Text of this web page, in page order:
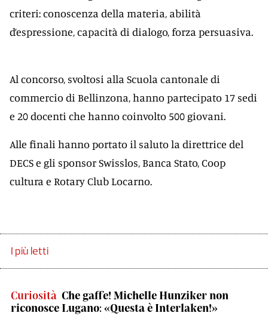
criteri: conoscenza della materia, abilità
d’espressione, capacità di dialogo, forza persuasiva.
Al concorso, svoltosi alla Scuola cantonale di
commercio di Bellinzona, hanno partecipato 17 sedi
e 20 docenti che hanno coinvolto 500 giovani.
Alle finali hanno portato il saluto la direttrice del
DECS e gli sponsor Swisslos, Banca Stato, Coop
cultura e Rotary Club Locarno.
I più letti
Curiosità Che gaffe! Michelle Hunziker non
riconosce Lugano: «Questa è Interlaken!»